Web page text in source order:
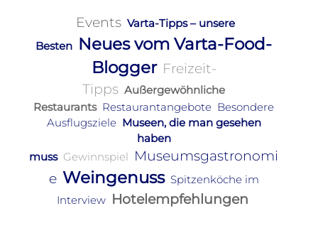
Events Varta-Tipps – unsere
Besten Neues vom Varta-Food-
Blogger Freizeit-
Tipps Außergewöhnliche
Restaurants Restaurantangebote Besondere
Ausflugsziele Museen, die man gesehen
haben
muss Gewinnspiel Museumsgastronomi
e Weingenuss Spitzenköche im
Interview Hotelempfehlungen